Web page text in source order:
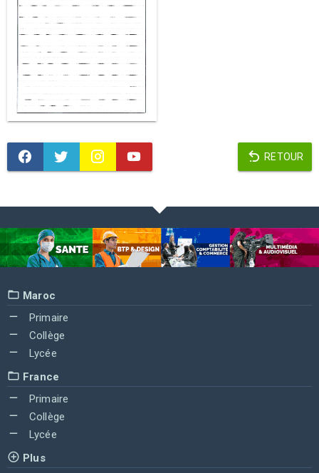
RETOUR
Maroc
Primaire
Collège
Lycée
France
Primaire
Collège
Lycée
Plus